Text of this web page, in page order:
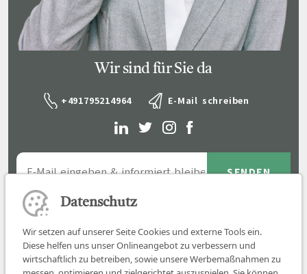
Wir sind für Sie da
+491795214964 E-Mail schreiben
Datenschutz
Wir setzen auf unserer Seite Cookies und externe Tools ein.
Diese helfen uns unser Onlineangebot zu verbessern und
wirtschaftlich zu betreiben, sowie unsere Werbemaßnahmen zu